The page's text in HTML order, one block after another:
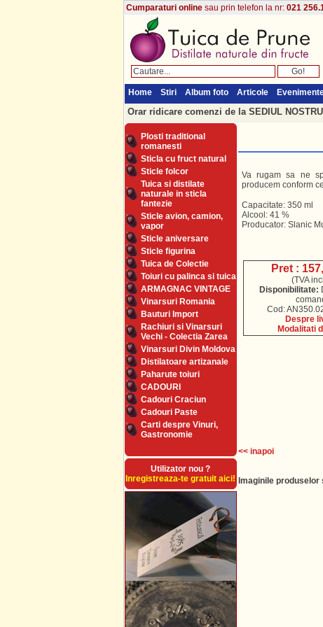
Cumparaturi onlinesau prin telefon la nr: 021
Home Stiri Album foto Articole
Orar ridicare comenzi de la SEDIUL
Plosti traditional
romanesti
Sticla cu fruct natural
Sticle folcor
Tuica si distilate
naturale in sticla
fantezie
Sticle avion, camion,
vapor
Sticle aniversare
Sticle figurina
Tuica de Colectie
Toiuri cu palinca si tuica
ARMAGNAC VINTAGE
Vinarsuri Romania
Bauturi Import
Rachiuri si Vinarsuri
Vechi - Colectia Zarea
Vinarsuri Divin Moldova
Distilatoare artizanale
Paharute toiuri
CADOURI
Cadouri Craciun
Cadouri Paste
Carti despre Vinuri,
Gastronomie
Utilizator nou ?
Inregistreaza-te gratuit aici!
Va rugam sa ne
producem conform
Capacitate: 350 ml
Alcool: 41 %
Producator: Slanic
Pret :
(TVA
Disponibilitate:
Cod:
Despre
Modalitati
<< inapoi
Imaginile